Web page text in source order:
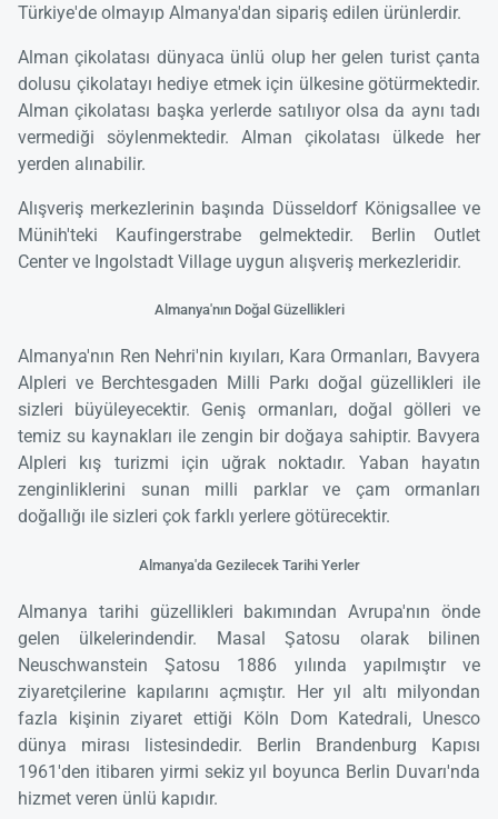
Türkiye'de olmayıp Almanya'dan sipariş edilen ürünlerdir.
Alman çikolatası dünyaca ünlü olup her gelen turist çanta
dolusu çikolatayı hediye etmek için ülkesine götürmektedir.
Alman çikolatası başka yerlerde satılıyor olsa da aynı tadı
vermediği söylenmektedir. Alman çikolatası ülkede her
yerden alınabilir.
Alışveriş merkezlerinin başında Düsseldorf Königsallee ve
Münih'teki Kaufingerstrabe gelmektedir. Berlin Outlet
Center ve Ingolstadt Village uygun alışveriş merkezleridir.
Almanya'nın Doğal Güzellikleri
Almanya'nın Ren Nehri'nin kıyıları, Kara Ormanları, Bavyera
Alpleri ve Berchtesgaden Milli Parkı doğal güzellikleri ile
sizleri büyüleyecektir. Geniş ormanları, doğal gölleri ve
temiz su kaynakları ile zengin bir doğaya sahiptir. Bavyera
Alpleri kış turizmi için uğrak noktadır. Yaban hayatın
zenginliklerini sunan milli parklar ve çam ormanları
doğallığı ile sizleri çok farklı yerlere götürecektir.
Almanya'da Gezilecek Tarihi Yerler
Almanya tarihi güzellikleri bakımından Avrupa'nın önde
gelen ülkelerindendir. Masal Şatosu olarak bilinen
Neuschwanstein Şatosu 1886 yılında yapılmıştır ve
ziyaretçilerine kapılarını açmıştır. Her yıl altı milyondan
fazla kişinin ziyaret ettiği Köln Dom Katedrali, Unesco
dünya mirası listesindedir. Berlin Brandenburg Kapısı
1961'den itibaren yirmi sekiz yıl boyunca Berlin Duvarı'nda
hizmet veren ünlü kapıdır.